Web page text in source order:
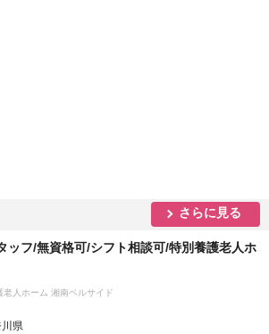
さらに見る
ッフ/無資格可/シフト相談可/特別養護老人ホ
人ホーム 湘南ベルサイド
県